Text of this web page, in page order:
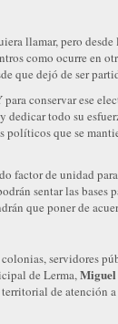
llamar, pero
como ocurre en
que dejó de ser
conservar ese
dedicar todo su
que se
factor de unidad
sentar las bases
que poner de
servidores
de Lerma,Miguel
de atención a